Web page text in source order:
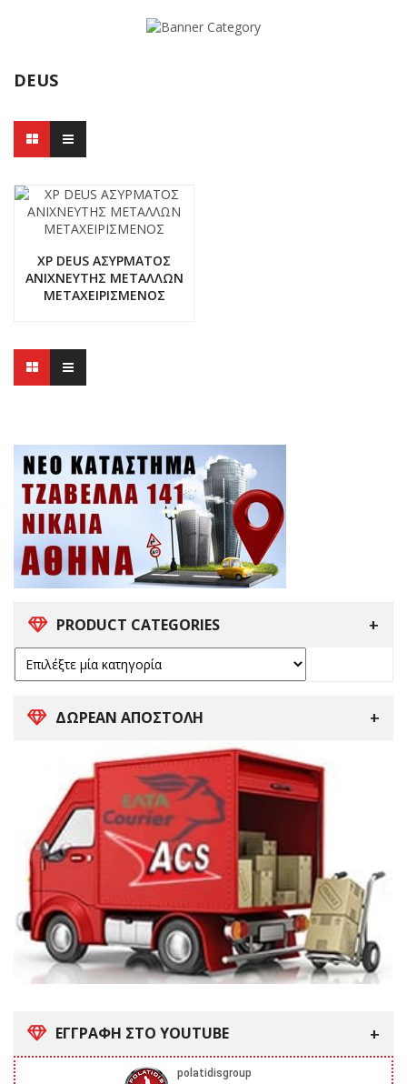
PRODUCT CATEGORIES
ΔΩΡΕΑΝ ΑΠΟΣΤΟΛΗ
ΕΓΓΡΑΦΗ ΣΤΟ YOUTUBE
DEUS
XP DEUS ΑΣΥΡΜΑΤΟΣ
ΑΝΙΧΝΕΥΤΗΣ ΜΕΤΑΛΛΩΝ
ΜΕΤΑΧΕΙΡΙΣΜΕΝΟΣ